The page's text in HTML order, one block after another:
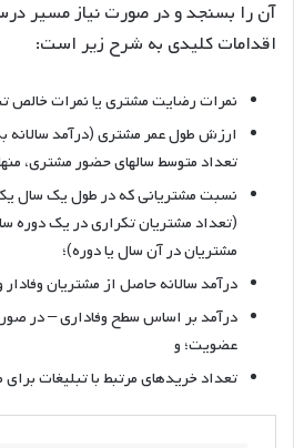
آن را بسنجد و در صورت نیاز مسیر
اقدامات کلیدی به شرح زیر است:
نمرات رضایت مشتری یا نمرات خالص
ارزش طول عمر مشتری (درآمد سالانه
تعداد متوسط سالهای حضور مشتری،
نسبت مشتریانی که در طول یک سال
(تعداد مشتریان تکراری در یک دوره
مشتریان در آن سال یا دوره)؛
درآمد سالانه حاصل از مشتریان
درآمد بر اساس سطح وفاداری – در
عضویت؛ و
تعداد خریدهای مرتبط با تبلیغات برای